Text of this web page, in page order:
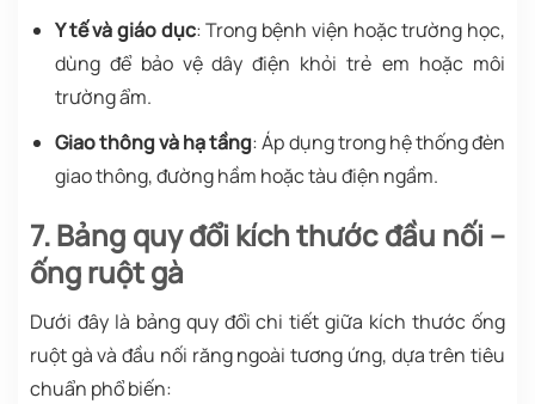
Y tế và giáo dục: Trong bệnh viện hoặc trường học,
dùng để bảo vệ dây điện khỏi trẻ em hoặc môi
trường ẩm.
Giao thông và hạ tầng: Áp dụng trong hệ thống đèn
giao thông, đường hầm hoặc tàu điện ngầm.
7. Bảng quy đổi kích thước đầu nối –
ống ruột gà
Dưới đây là bảng quy đổi chi tiết giữa kích thước ống
ruột gà và đầu nối răng ngoài tương ứng, dựa trên tiêu
chuẩn phổ biến: